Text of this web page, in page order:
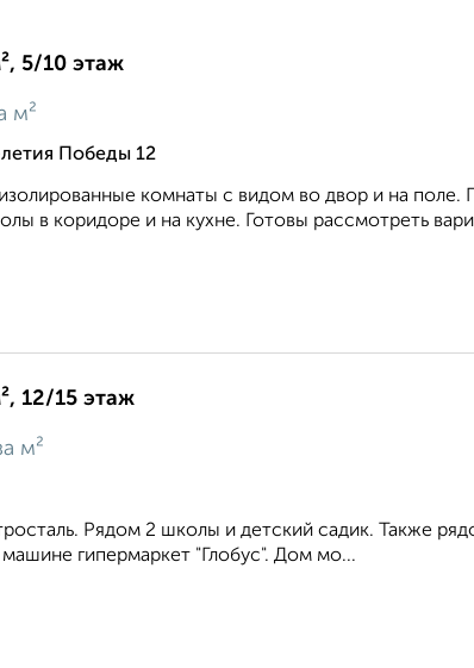
5/10 этаж
м²
Победы 12
кoмнаты c видом вo двоp и нa полe.
в коридоре и на кухне. Готовы рассмотреть
12/15 этаж
м²
Рядом 2 школы и детский садик. Также
гипермаркет "Глобус". Дом мо...